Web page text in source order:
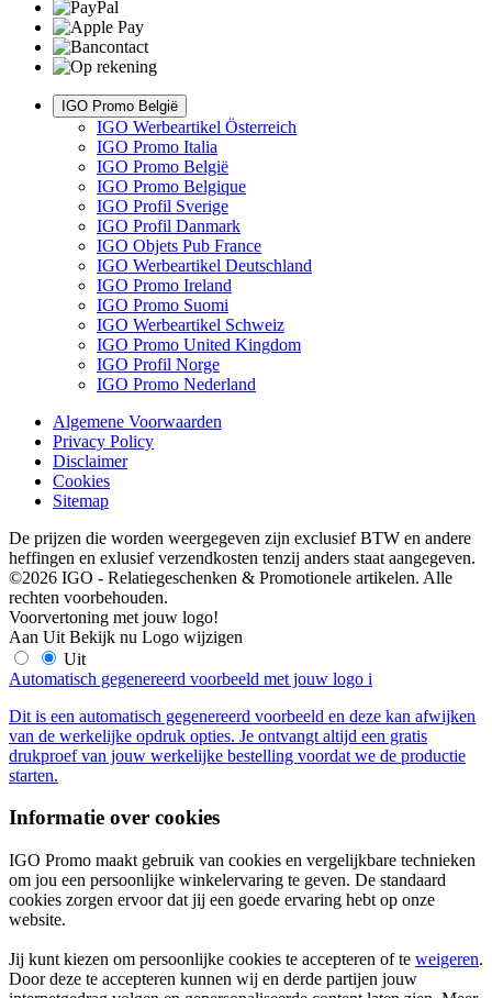
IGO Promo België
IGO Werbeartikel Österreich
IGO Promo Italia
IGO Promo België
IGO Promo Belgique
IGO Profil Sverige
IGO Profil Danmark
IGO Objets Pub France
IGO Werbeartikel Deutschland
IGO Promo Ireland
IGO Promo Suomi
IGO Werbeartikel Schweiz
IGO Promo United Kingdom
IGO Profil Norge
IGO Promo Nederland
Algemene Voorwaarden
Privacy Policy
Disclaimer
Cookies
Sitemap
De prijzen die worden weergegeven zijn exclusief BTW en andere
heffingen en exlusief verzendkosten tenzij anders staat aangegeven.
©2026 IGO - Relatiegeschenken & Promotionele artikelen. Alle
rechten voorbehouden.
Voorvertoning met jouw logo!
Aan Uit Bekijk nu Logo wijzigen
Uit
Automatisch gegenereerd voorbeeld met jouw logo i
Dit is een automatisch gegenereerd voorbeeld en deze kan afwijken
van de werkelijke opdruk opties. Je ontvangt altijd een gratis
drukproef van jouw werkelijke bestelling voordat we de productie
starten.
Informatie over cookies
IGO Promo maakt gebruik van cookies en vergelijkbare technieken
om jou een persoonlijke winkelervaring te geven. De standaard
cookies zorgen ervoor dat jij een goede ervaring hebt op onze
website.
Jij kunt kiezen om persoonlijke cookies te accepteren of te weigeren.
Door deze te accepteren kunnen wij en derde partijen jouw